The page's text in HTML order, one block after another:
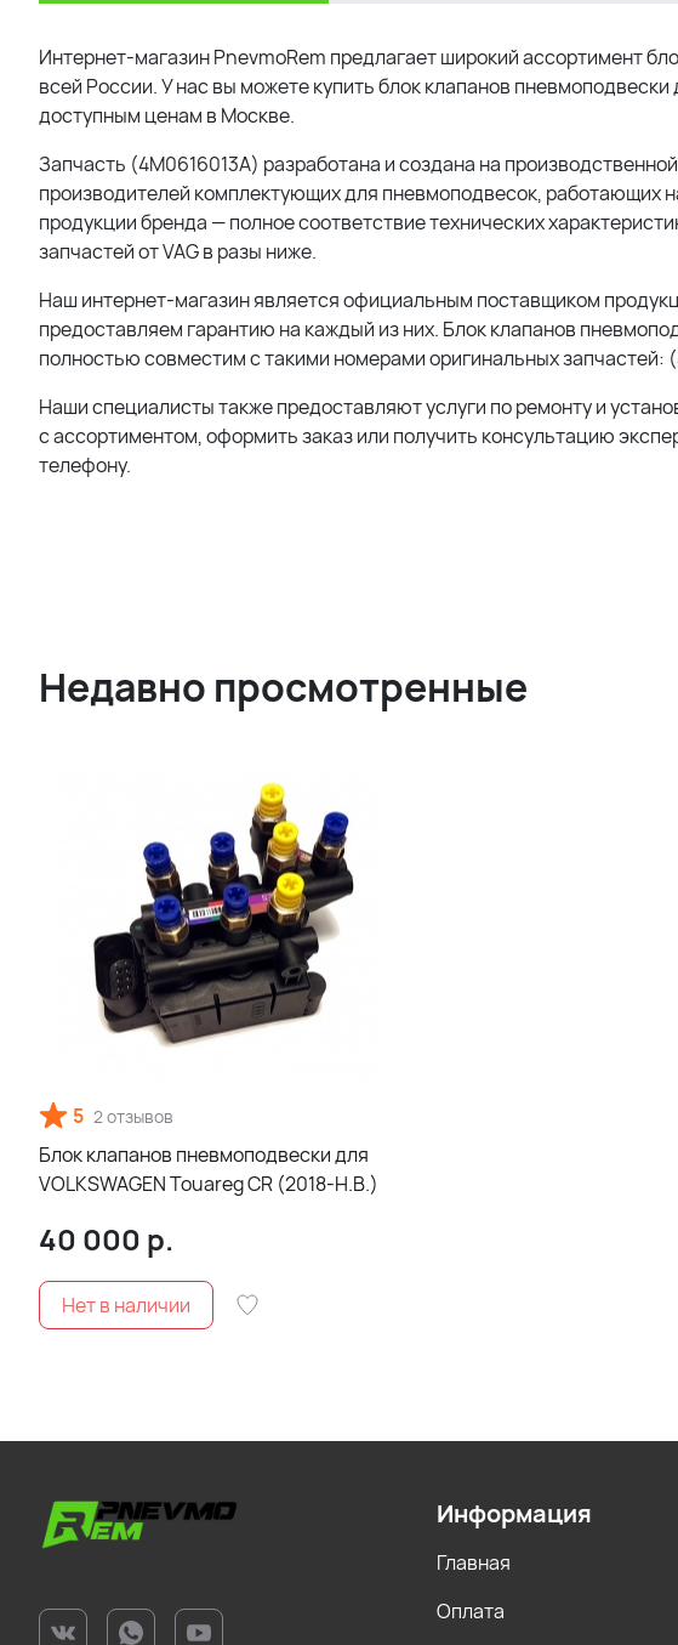
Интернет-магазин PnevmoRem предлагает широкий ассортимент
всей России. У нас вы можете купить блок клапанов
доступным ценам в Москве.
Запчасть (4M0616013A) разработана и создана на
производителей комплектующих для пневмоподвесок, работающих
продукции бренда — полное соответствие технических
запчастей отVAGв разы ниже.
Наш интернет-магазин является официальным поставщиком
предоставляем гарантию на каждый из них. Блок клапанов
полностью совместим с такими номерами оригинальных запчастей:
Наши специалисты также предоставляют услуги по ремонту и
с ассортиментом, оформить заказ или получить консультацию
телефону.
Недавно просмотренные
5 2 отзывов
Блок клапанов пневмоподвески для
VOLKSWAGEN Touareg CR (2018-Н.В.)
40 000 р.
Информация
Главная
Оплата